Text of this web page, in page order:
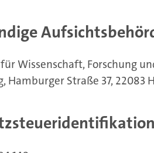
Wissenschaft, Forschung
Hamburger Straße 37, 22083